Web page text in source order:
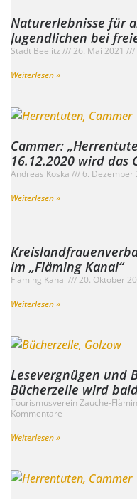
Naturerlebnisse für
Jugendlichen bei
Stadt Beelitz 26. Mai 2021
Weiterlesen »
Cammer:
16.12.2020 wird
Andreas Koska 6. Dezember
Weiterlesen »
im „Fläming Kanal“
Fläming Kanal 20. Oktober
Weiterlesen »
Lesevergnügen und
Bücherzelle wird
Tourismusverein Zauche-
Kommentare
Weiterlesen »